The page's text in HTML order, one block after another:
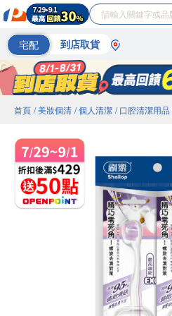
宅配 到店取貨
首頁 / 美妝個清 / 個人清潔 / 口腔清潔用品